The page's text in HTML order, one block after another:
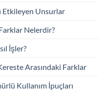
Etkileyen Unsurlar
Nelerdir?
İşler?
Arasındaki Farklar
Kullanım İpuçları